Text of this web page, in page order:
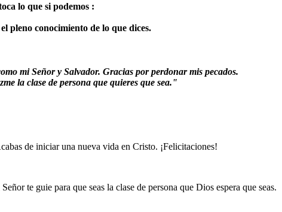
lo que si podemos :
pleno conocimiento de lo que dices.
mi Señor y Salvador. Gracias por perdonar mis pecados.
la clase de persona que quieres que sea."
de iniciar una nueva vida en Cristo. ¡Felicitaciones!
te guie para que seas la clase de persona que Dios espera que seas.